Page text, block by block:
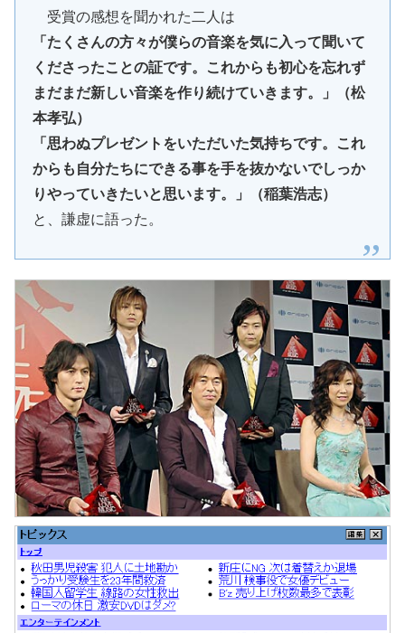
受賞の感想を聞かれた二人は
「たくさんの方々が僕らの音楽を気に入って聞いて
くださったことの証です。これからも初心を忘れず
まだまだ新しい音楽を作り続けていきます。」（松
本孝弘）
「思わぬプレゼントをいただいた気持ちです。これ
からも自分たちにできる事を手を抜かないでしっか
りやっていきたいと思います。」（稲葉浩志）
と、謙虚に語った。